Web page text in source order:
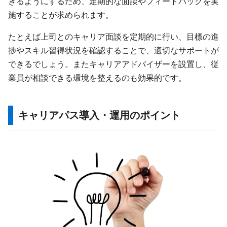
施することが求められます。
たとえば上司とのキャリア面談を定期的に行い、目標の進
捗やスキル習得状況を確認することで、適切なサポートが
できるでしょう。またキャリアアドバイザーを設置し、従
業員が相談できる環境を整えるのも効果的です。
キャリアパス導入・運用のポイント